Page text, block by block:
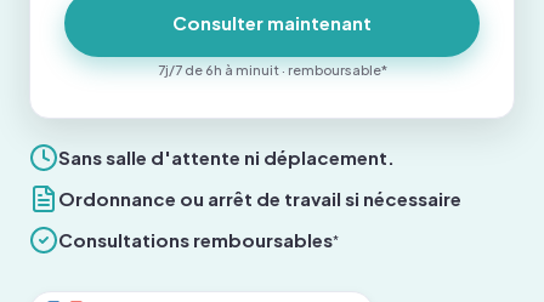
Sans salle d'attente ni déplacement.
Ordonnance ou arrêt de travail si nécessaire
Consultations remboursables*
Consulter maintenant
7j/7 de 6h à minuit · remboursable*